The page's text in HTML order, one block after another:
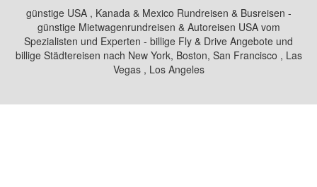
günstige USA , Kanada & Mexico Rundreisen & Busreisen -
günstige Mietwagenrundreisen & Autoreisen USA vom
Spezialisten und Experten - billige Fly & Drive Angebote und
billige Städtereisen nach New York, Boston, San Francisco , Las
Vegas , Los Angeles